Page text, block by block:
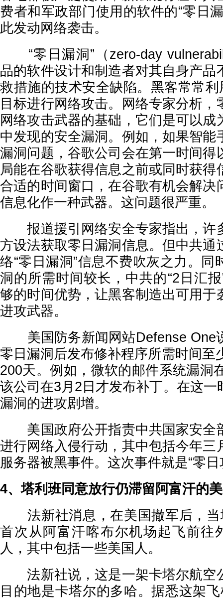
费者和军政部门使用的软件的“零日
此发动网络袭击。
“零日漏洞”（zero-day
品的软件设计和制造者对其自身产品
救措施的技术安全缺陷。黑客常常利
目标进行网络攻击。网络专家分析，
网络攻击武器的基础，它们是可以成
中发现的安全漏洞。例如，如果智能
漏洞问题，谷歌公司会在第一时间得
局能在谷歌获得信息之前或同时获得
合适的时间窗口，在谷歌有机会解决
信息化作一种武器。这问题很严重。
报道援引网络安全专家指出，许
方设法获取零日漏洞信息。但中共通
络“零日漏洞”信息不费吹灰之力。同
洞的所需时间较长，中共的“2日汇
够的时间优势，让黑客制造出可用于
进攻武器。
美国防务新闻网站Defense One
零日漏洞后发布修补程序所需时间至
200天。例如，微软的邮件系统漏洞
该公司在3月2日才发布补丁。在这一
漏洞的进攻剧增。
美国政府公开指责中共国家安全
进行网络入侵行动，其中包括今年三
服务器被黑事件。这次事件就是“零
4、塔利班同意放行仍滞留阿富汗的
法新社消息，在美国撤军后，当
首次从阿富汗喀布尔机场起飞前往
人，其中包括一些美国人。
法新社说，这是一架卡塔尔航空
目的地是卡塔尔的多哈。据悉这架